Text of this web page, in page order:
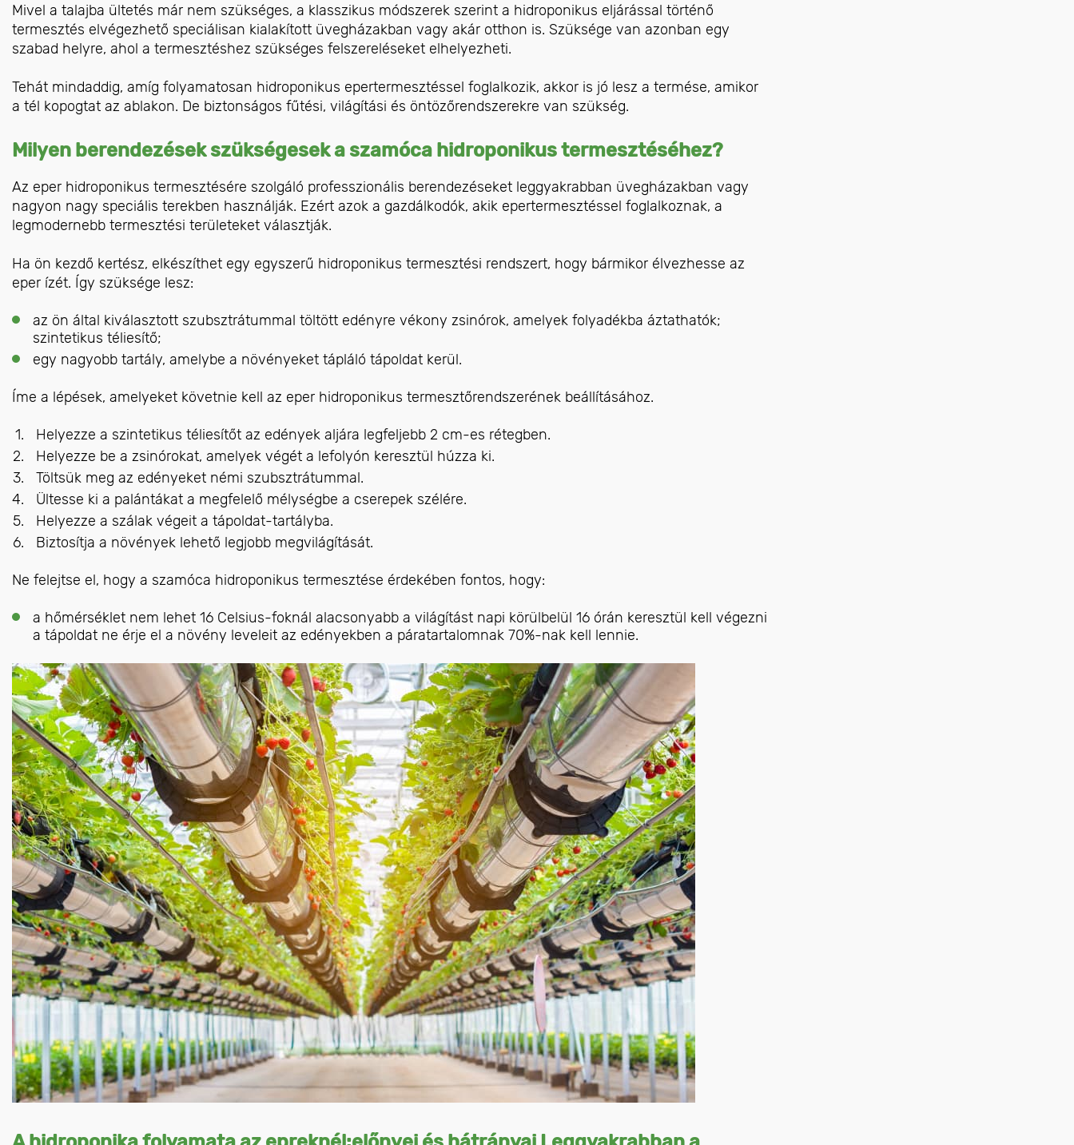
Mivel a talajba ültetés már nem szükséges, a klasszikus módszerek szerint a hidroponikus eljárással történő
termesztés elvégezhető speciálisan kialakított üvegházakban vagy akár otthon is. Szüksége van azonban egy
szabad helyre, ahol a termesztéshez szükséges felszereléseket elhelyezheti.
Tehát mindaddig, amíg folyamatosan hidroponikus epertermesztéssel foglalkozik, akkor is jó lesz a termése, amikor
a tél kopogtat az ablakon. De biztonságos fűtési, világítási és öntözőrendszerekre van szükség.
Milyen berendezések szükségesek a szamóca hidroponikus termesztéséhez?
Az eper hidroponikus termesztésére szolgáló professzionális berendezéseket leggyakrabban üvegházakban vagy
nagyon nagy speciális terekben használják. Ezért azok a gazdálkodók, akik epertermesztéssel foglalkoznak, a
legmodernebb termesztési területeket választják.
Ha ön kezdő kertész, elkészíthet egy egyszerű hidroponikus termesztési rendszert, hogy bármikor élvezhesse az
eper ízét. Így szüksége lesz:
az ön által kiválasztott szubsztrátummal töltött edényre vékony zsinórok, amelyek folyadékba áztathatók;
szintetikus téliesítő;
egy nagyobb tartály, amelybe a növényeket tápláló tápoldat kerül.
Íme a lépések, amelyeket követnie kell az eper hidroponikus termesztőrendszerének beállításához.
Helyezze a szintetikus téliesítőt az edények aljára legfeljebb 2 cm-es rétegben.
Helyezze be a zsinórokat, amelyek végét a lefolyón keresztül húzza ki.
Töltsük meg az edényeket némi szubsztrátummal.
Ültesse ki a palántákat a megfelelő mélységbe a cserepek szélére.
Helyezze a szálak végeit a tápoldat-tartályba.
Biztosítja a növények lehető legjobb megvilágítását.
Ne felejtse el, hogy a szamóca hidroponikus termesztése érdekében fontos, hogy:
a hőmérséklet nem lehet 16 Celsius-foknál alacsonyabb a világítást napi körülbelül 16 órán keresztül kell végezni
a tápoldat ne érje el a növény leveleit az edényekben a páratartalomnak 70%-nak kell lennie.